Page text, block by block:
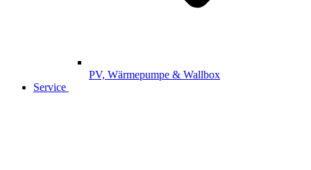
PV, Wärmepumpe & Wallbox
Service